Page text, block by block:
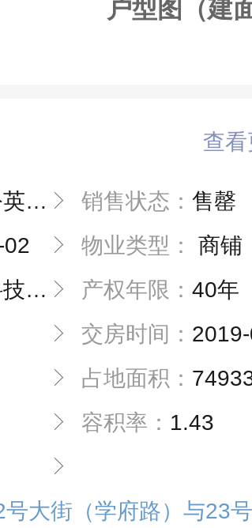
户型图（建
查
地 销售状态： 售罄
物业类型：
商铺
科技前沿 产权年限： 40年
交房时间：
占地面积：
容积率： 1.43
街（学府路）与23号大街（文汇路）